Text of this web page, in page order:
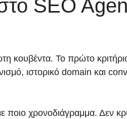
SEO
κουβέντα. Το πρώτο κριτήριο
ιστορικό domain και
ποιο χρονοδιάγραμμα. Δεν